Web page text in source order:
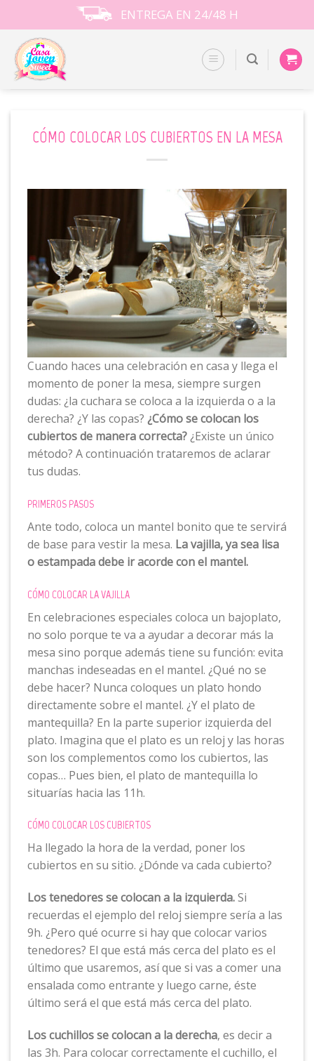
to
content
ENTREGA EN 24/48 H
CÓMO COLOCAR LOS CUBIERTOS EN LA MESA
Cuando haces una celebración en casa y llega el
momento de poner la mesa, siempre surgen
dudas: ¿la cuchara se coloca a la izquierda o a la
derecha? ¿Y las copas? ¿Cómo se colocan los
cubiertos de manera correcta? ¿Existe un único
método? A continuación trataremos de aclarar
tus dudas.
PRIMEROS PASOS
Ante todo, coloca un mantel bonito que te servirá
de base para vestir la mesa. La vajilla, ya sea lisa
o estampada debe ir acorde con el mantel.
CÓMO COLOCAR LA VAJILLA
En celebraciones especiales coloca un bajoplato,
no solo porque te va a ayudar a decorar más la
mesa sino porque además tiene su función: evita
manchas indeseadas en el mantel. ¿Qué no se
debe hacer? Nunca coloques un plato hondo
directamente sobre el mantel. ¿Y el plato de
mantequilla? En la parte superior izquierda del
plato. Imagina que el plato es un reloj y las horas
son los complementos como los cubiertos, las
copas… Pues bien, el plato de mantequilla lo
situarías hacia las 11h.
CÓMO COLOCAR LOS CUBIERTOS
Ha llegado la hora de la verdad, poner los
cubiertos en su sitio. ¿Dónde va cada cubierto?
Los tenedores se colocan a la izquierda.Si
recuerdas el ejemplo del reloj siempre sería a las
9h. ¿Pero qué ocurre si hay que colocar varios
tenedores? El que está más cerca del plato es el
último que usaremos, así que si vas a comer una
ensalada como entrante y luego carne, éste
último será el que está más cerca del plato.
Los cuchillos se colocan a la derecha, es decir a
las 3h. Para colocar correctamente el cuchillo, el